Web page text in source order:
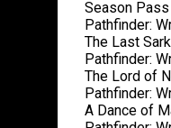
Season Pass
Pathfinder:
The Last
Pathfinder:
The Lord of
Pathfinder:
A Dance of